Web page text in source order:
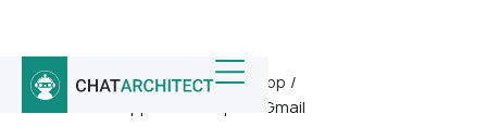
Inicio Integraciones de WhatsApp /
API de WhatsApp Business para Gmail